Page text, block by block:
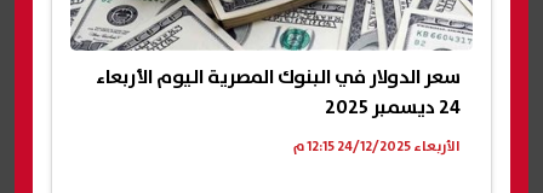
سعر الدولار في البنوك المصرية اليوم الأربعاء
24 ديسمبر 2025
الأربعاء 24/12/2025 12:15 م